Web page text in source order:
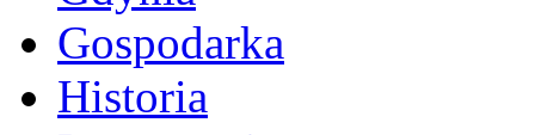
Gospodarka
Historia